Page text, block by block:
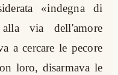
«indegna di
via dell'amore
a cercare le pecore
loro, disarmava le